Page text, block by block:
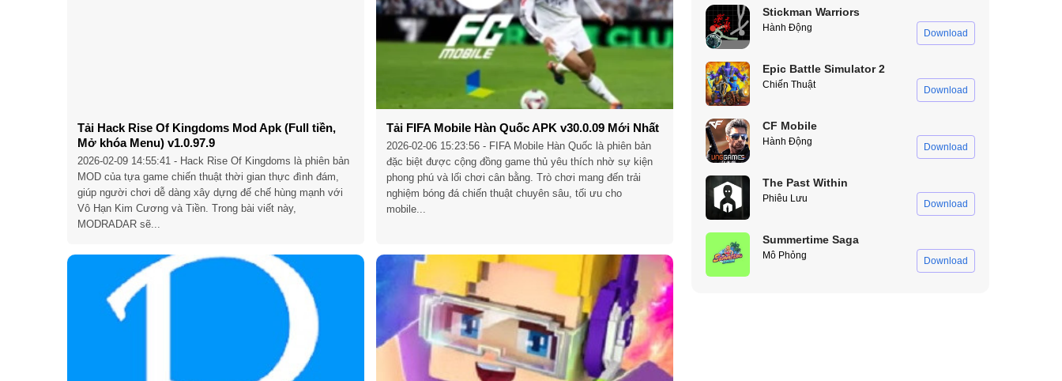
Tải Hack Rise Of Kingdoms Mod Apk (Full tiền,
Mở khóa Menu) v1.0.97.9
2026-02-09 14:55:41- Hack Rise Of Kingdoms là phiên bản
MOD của tựa game chiến thuật thời gian thực đình đám,
giúp người chơi dễ dàng xây dựng đế chế hùng mạnh với
Vô Hạn Kim Cương và Tiền. Trong bài viết này,
MODRADAR sẽ...
Tải FIFA Mobile Hàn Quốc APK v30.0.09 Mới Nhất
2026-02-06 15:23:56 - FIFA Mobile Hàn Quốc là phiên bản
đặc biệt được cộng đồng game thủ yêu thích nhờ sự kiện
phong phú và lối chơi cân bằng. Trò chơi mang đến trải
nghiệm bóng đá chiến thuật chuyên sâu, tối ưu cho
mobile...
Stickman Warriors
Hành Động Download
Epic Battle Simulator 2
Chiến Thuật Download
CF Mobile
Hành Động Download
The Past Within
Phiêu Lưu Download
Summertime Saga
Mô Phỏng Download